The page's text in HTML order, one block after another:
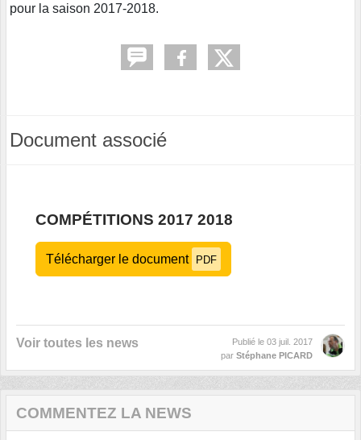
pour la saison 2017-2018.
Document associé
COMPÉTITIONS 2017 2018
Télécharger le document PDF
Voir toutes les news Publié le 03 juil. 2017
par Stéphane PICARD
COMMENTEZ LA NEWS